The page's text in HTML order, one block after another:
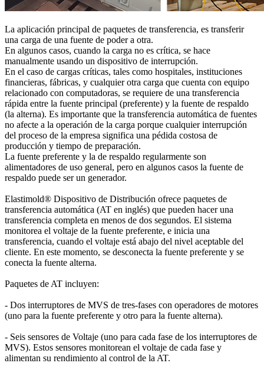
La aplicación principal de paquetes de transferencia, es transferir
una carga de una fuente de poder a otra.
En algunos casos, cuando la carga no es crítica, se hace
manualmente usando un dispositivo de interrupción.
En el caso de cargas críticas, tales como hospitales, instituciones
financieras, fábricas, y cualquier otra carga que cuenta con equipo
relacionado con computadoras, se requiere de una transferencia
rápida entre la fuente principal (preferente) y la fuente de respaldo
(la alterna). Es importante que la transferencia automática de fuentes
no afecte a la operación de la carga porque cualquier interrupción
del proceso de la empresa significa una pédida costosa de
producción y tiempo de preparación.
La fuente preferente y la de respaldo regularmente son
alimentadores de uso general, pero en algunos casos la fuente de
respaldo puede ser un generador.
Elastimold® Dispositivo de Distribución ofrece paquetes de
transferencia automática (AT en inglés) que pueden hacer una
transferencia completa en menos de dos segundos. El sistema
monitorea el voltaje de la fuente preferente, e inicia una
transferencia, cuando el voltaje está abajo del nivel aceptable del
cliente. En este momento, se desconecta la fuente preferente y se
conecta la fuente alterna.
Paquetes de AT incluyen:
‐ Dos interruptores de MVS de tres‐fases con operadores de motores
(uno para la fuente preferente y otro para la fuente alterna).
‐ Seis sensores de Voltaje (uno para cada fase de los interruptores de
MVS). Estos sensores monitorean el voltaje de cada fase y
alimentan su rendimiento al control de la AT.